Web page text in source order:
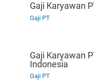
Gaji Karyawan
Gaji PT
Gaji Karyawan
Indonesia
Gaji PT